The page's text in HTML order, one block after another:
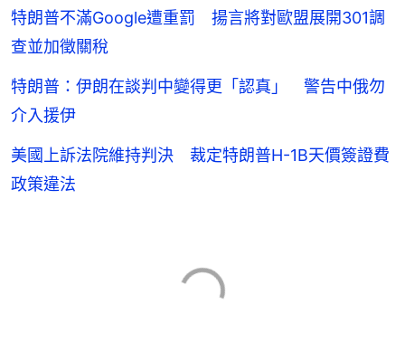
特朗普不滿Google遭重罰 揚言將對歐盟展開301調
查並加徵關稅
特朗普：伊朗在談判中變得更「認真」 警告中俄勿
介入援伊
美國上訴法院維持判決 裁定特朗普H-1B天價簽證費
政策違法